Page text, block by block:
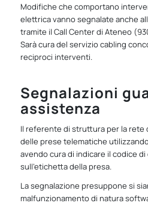
Modifiche che comportano
elettrica vanno segnalate anche
tramite il Call Center di Ateneo
Sarà cura del servizio cabling
reciproci interventi.
Segnalazioni
assistenza
Il referente di struttura per la rete
delle prese telematiche
avendo cura di indicare il codice
sull’etichetta della presa.
La segnalazione presuppone si
malfunzionamento di natura